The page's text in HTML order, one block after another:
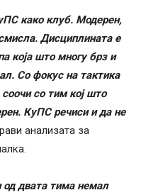
како клуб. Модерен,
Дисциплината е
која што многу брз и
Со фокус на тактика
со тим кој што
КуПС речиси и да не
анализата за
од двата тима немал